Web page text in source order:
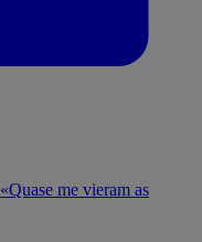
me vieram as